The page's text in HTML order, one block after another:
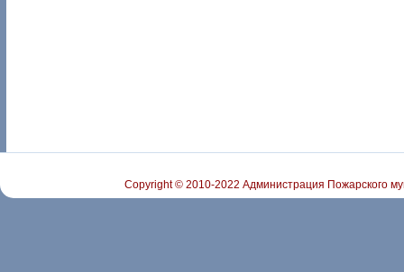
Copyright © 2010-2022 Администрация Пожарского